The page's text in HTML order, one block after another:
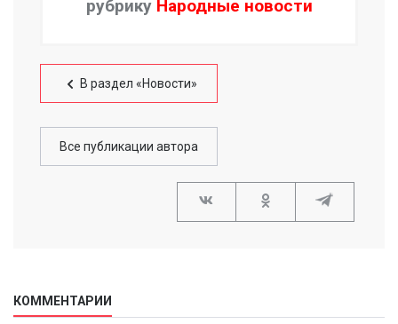
рубрику Народные новости
В раздел «Новости»
Все публикации автора
КОММЕНТАРИИ